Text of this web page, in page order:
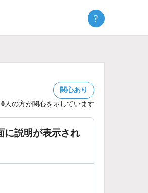
?
関心あり
0人の方が関心を示しています
に説明が表示され